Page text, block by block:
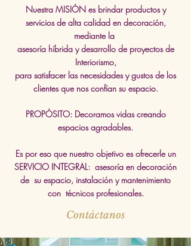
Nuestra MISIÓN es brindar productos y
servicios de alta calidad en decoración,
mediante la
asesoría híbrida y desarrollo de proyectos de
Interiorismo,
para satisfacer las necesidades y gustos de los
clientes que nos confían su espacio.
PROPÓSITO: Decoramos vidas creando
espacios agradables.
Es por eso que nuestro objetivo es ofrecerle un
SERVICIO INTEGRAL: asesoría en decoración
de su espacio, instalación y mantenimiento
con técnicos profesionales.
Contáctanos